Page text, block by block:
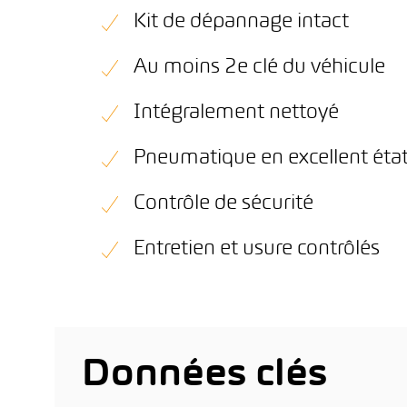
Kit de dépannage intact
Au moins 2e clé du véhicule
Intégralement nettoyé
Pneumatique en excellent
Contrôle de sécurité
Entretien et usure contrôlés
Données clés